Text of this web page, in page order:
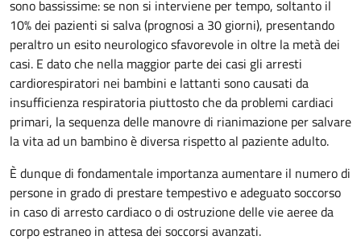
sono bassissime: se non si interviene per tempo, soltanto il
10% dei pazienti si salva (prognosi a 30 giorni), presentando
peraltro un esito neurologico sfavorevole in oltre la metà dei
casi. E dato che nella maggior parte dei casi gli arresti
cardiorespiratori nei bambini e lattanti sono causati da
insufficienza respiratoria piuttosto che da problemi cardiaci
primari, la sequenza delle manovre di rianimazione per salvare
la vita ad un bambino è diversa rispetto al paziente adulto.
È dunque di fondamentale importanza aumentare il numero di
persone in grado di prestare tempestivo e adeguato soccorso
in caso di arresto cardiaco o di ostruzione delle vie aeree da
corpo estraneo in attesa dei soccorsi avanzati.